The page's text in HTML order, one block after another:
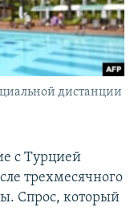
дистанции
с Турцией
трехмесячного
Спрос, который